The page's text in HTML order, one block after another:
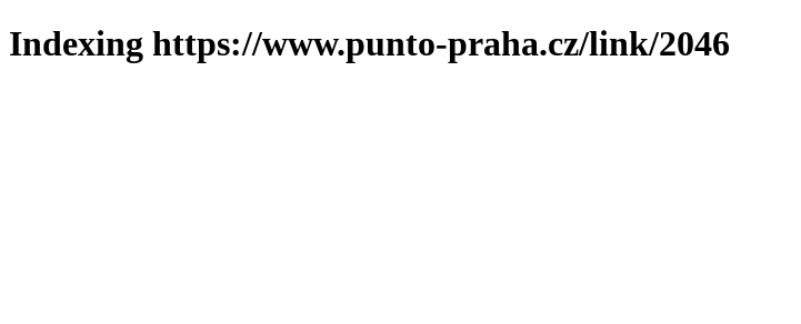
Indexing https://www.punto-praha.cz/link/2046